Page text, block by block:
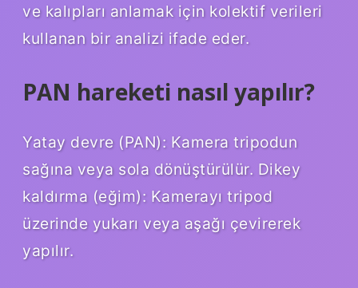
ve kalıpları anlamak için kolektif verileri
kullanan bir analizi ifade eder.
PAN hareketi nasıl yapılır?
Yatay devre (PAN): Kamera tripodun
sağına veya sola dönüştürülür. Dikey
kaldırma (eğim): Kamerayı tripod
üzerinde yukarı veya aşağı çevirerek
yapılır.